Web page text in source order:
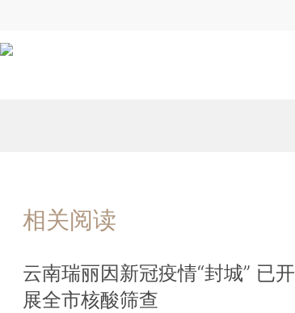
相关阅读
云南瑞丽因新冠疫情“封城” 已开
展全市核酸筛查